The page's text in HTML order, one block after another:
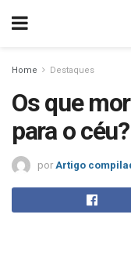
Home Destaques
Os que
para o céu?
por Artigo